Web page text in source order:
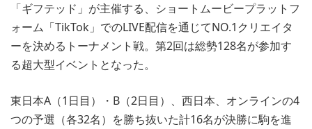
「ギフテッド」が主催する、ショートムービープラットフ
ォーム「TikTok」でのLIVE配信を通じてNO.1クリエイタ
ーを決めるトーナメント戦。第2回は総勢128名が参加す
る超大型イベントとなった。
東日本A（1日目）・B（2日目）、西日本、オンラインの4
つの予選（各32名）を勝ち抜いた計16名が決勝に駒を進